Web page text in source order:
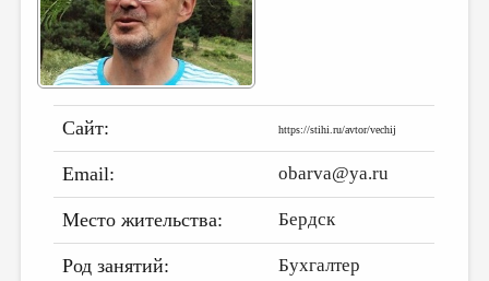
ОТДЕЛЫ И РУБРИКИ
ИЗБРАННОЕ
ДАЙДЖЕСТ
ПРОИЗВЕДЕНИЯ
ПЕРЕВОДЫ
КОНКУРСЫ
КНИЖНАЯ ПОЛКА
Сайт: https://stihi.ru/avtor/vechij
Email: obarva@ya.ru
Место жительства: Бердск
Род занятий: Бухгалтер